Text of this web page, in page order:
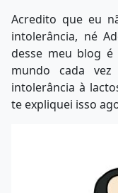
Acredito que eu
intolerância, né
desse meu blog
mundo cada
intolerância à
te expliquei isso